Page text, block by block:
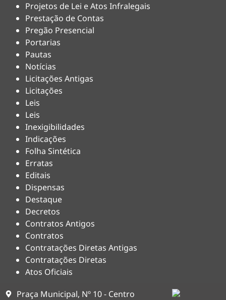
Projetos de Lei e Atos Infralegais
Prestação de Contas
Pregão Presencial
Portarias
Pautas
Notícias
Licitações Antigas
Licitações
Leis
Leis
Inexigibilidades
Indicações
Folha Sintética
Erratas
Editais
Dispensas
Destaque
Decretos
Contratos Antigos
Contratos
Contratações Diretas Antigas
Contratações Diretas
Atos Oficiais
Praça Municipal, Nº 10 - Centro